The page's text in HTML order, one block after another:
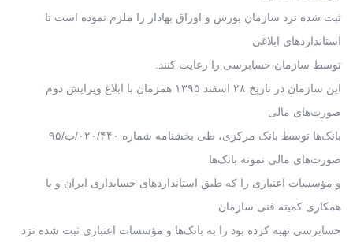
ثبت شده نزد سازمان بورس و اوراق بهادار را ملزم نموده است تا
استانداردهای ابلاغی
توسط سازمان حسابرسی را رعایت کنند.
این سازمان در تاریخ ۲۸ اسفند ۱۳۹۵ همزمان با ابلاغ ویرایش دوم
صورت‌های مالی
بانک‌ها توسط بانک مرکزی، طی بخشنامه شماره ۰۲۰/۴۴۰/ب/۹۵
صورت‌های مالی نمونه بانک‌ها
و مؤسسات اعتباری را که طبق استانداردهای حسابداری ایران و با
همکاری کمیته فنی سازمان
حسابرسی تهیه کرده بود را به بانک‌ها و مؤسسات اعتباری ثبت شده نزد